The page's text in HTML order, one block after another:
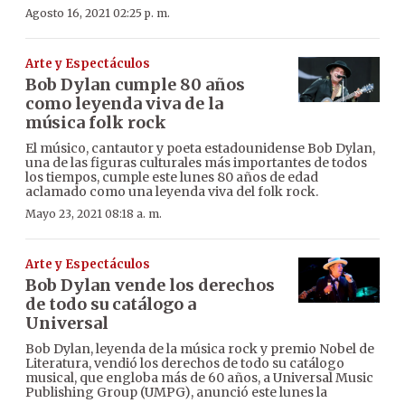
Agosto 16, 2021 02:25 p. m.
Arte y Espectáculos
Bob Dylan cumple 80 años
como leyenda viva de la
música folk rock
El músico, cantautor y poeta estadounidense Bob Dylan,
una de las figuras culturales más importantes de todos
los tiempos, cumple este lunes 80 años de edad
aclamado como una leyenda viva del folk rock.
Mayo 23, 2021 08:18 a. m.
Arte y Espectáculos
Bob Dylan vende los derechos
de todo su catálogo a
Universal
Bob Dylan, leyenda de la música rock y premio Nobel de
Literatura, vendió los derechos de todo su catálogo
musical, que engloba más de 60 años, a Universal Music
Publishing Group (UMPG), anunció este lunes la